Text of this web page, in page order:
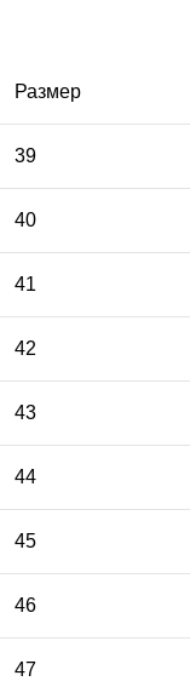
Размер
39
40
41
42
43
44
45
46
47